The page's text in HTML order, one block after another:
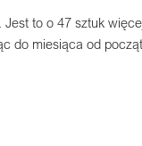
to o 47 sztuk
do miesiąca od